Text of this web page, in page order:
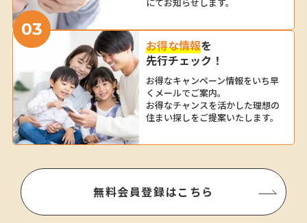
03
お得な情報を
先行チェック！
お得なキャンペーン情報をいち早
くメールでご案内。
お得なチャンスを活かした理想の
住まい探しをご提案いたします。
無料会員登録はこちら